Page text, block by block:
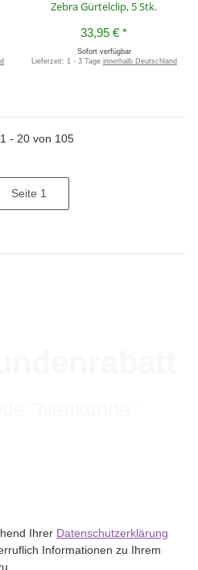
Zebra Gürtelclip, 5 Stk.
33,95 €*
Sofort verfügbar
Lieferzeit: 1 - 3 Tage innerhalb Deutschland
1 - 20von 105
Seite 1
Ihrer Datenschutzerklärung
Informationen zu Ihrem